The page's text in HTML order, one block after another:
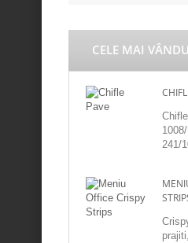
CELE MAI
241/